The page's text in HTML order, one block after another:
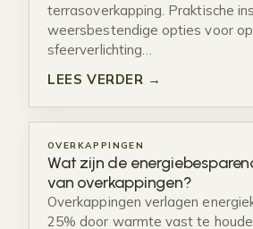
terrasoverkapping. Praktische
weersbestendige opties voor
sfeerverlichting…
LEES VERDER →
OVERKAPPINGEN
Wat zijn de
van overkappingen?
Overkappingen verlagen
25% door warmte vast te